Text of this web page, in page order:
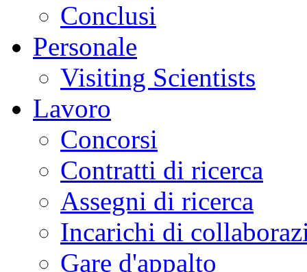
Conclusi
Personale
Visiting Scientists
Lavoro
Concorsi
Contratti di ricerca
Assegni di ricerca
Incarichi di
Gare d'appalto